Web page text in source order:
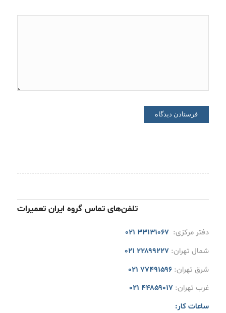
تلفن‌های تماس گروه ایران تعمیرات
دفتر مرکزی: ۳۳۱۳۱۰۶۷ ۰۲۱
شمال تهران: ۲۲۸۹۹۲۲۷ ۰۲۱
شرق تهران: ۷۷۴۹۱۵۹۶ ۰۲۱
غرب تهران: ۴۴۸۵۹۰۱۷ ۰۲۱
ساعات کار: